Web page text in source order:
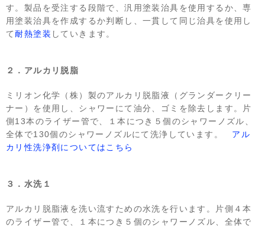
す。製品を受注する段階で、汎用塗装治具を使用するか、専
用塗装治具を作成するか判断し、一貫して同じ治具を使用し
て耐熱塗装 していきます。
２．アルカリ脱脂
ミリオン化学（株）製のアルカリ脱脂液（グランダークリー
ナー）を使用し、シャワーにて油分、ゴミを除去します。片
側13本のライザー管で、１本につき５個のシャワーノズル、
全体で130個のシャワーノズルにて洗浄しています。 アル
カリ性洗浄剤についてはこちら
３．水洗１
アルカリ脱脂液を洗い流すための水洗を行います。片側４本
のライザー管で、１本につき５個のシャワーノズル、全体で